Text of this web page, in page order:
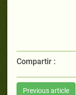
Compartir :
Previous article